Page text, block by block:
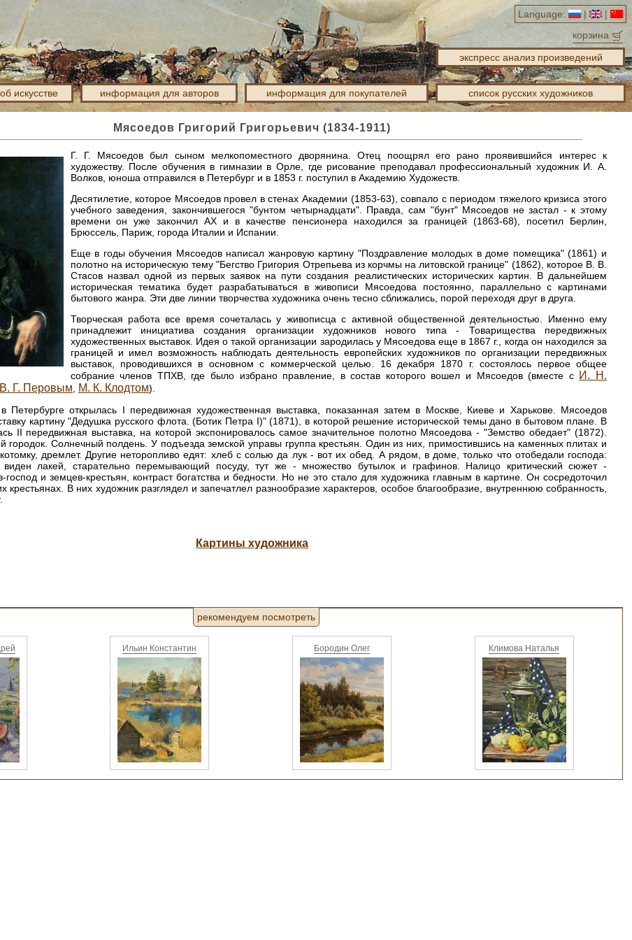
Language: |
|
корзина
экспресс анализ произведений
искусстве информация для авторов информация для покупателей список русских художников
Мясоедов Григорий Григорьевич (1834-1911)
Г. Г. Мясоедов был сыном мелкопоместного дворянина. Отец поощрял его рано проявившийся интерес к
художеству. После обучения в гимназии в Орле, где рисование преподавал профессиональный художник И. А.
Волков, юноша отправился в Петербург и в 1853 г. поступил в Академию Художеств.
Десятилетие, которое Мясоедов провел в стенах Академии (1853-63), совпало с периодом тяжелого кризиса этого
учебного заведения, закончившегося "бунтом четырнадцати". Правда, сам "бунт" Мясоедов не застал - к этому
времени он уже закончил АХ и в качестве пенсионера находился за границей (1863-68), посетил Берлин,
Брюссель, Париж, города Италии и Испании.
Еще в годы обучения Мясоедов написал жанровую картину "Поздравление молодых в доме помещика" (1861) и
полотно на историческую тему "Бегство Григория Отрепьева из корчмы на литовской границе" (1862), которое В. В.
Стасов назвал одной из первых заявок на пути создания реалистических исторических картин. В дальнейшем
историческая тематика будет разрабатываться в живописи Мясоедова постоянно, параллельно с картинами
бытового жанра. Эти две линии творчества художника очень тесно сближались, порой переходя друг в друга.
Творческая работа все время сочеталась у живописца с активной общественной деятельностью. Именно ему
принадлежит инициатива создания организации художников нового типа - Товарищества передвижных
художественных выставок. Идея о такой организации зародилась у Мясоедова еще в 1867 г., когда он находился за
границей и имел возможность наблюдать деятельность европейских художников по организации передвижных
выставок, проводившихся в основном с коммерческой целью. 16 декабря 1870 г. состоялось первое общее
собрание членов ТПХВ, где было избрано правление, в состав которого вошел и Мясоедов (вместе с И. Н.
В. Г. Перовым М. К. Клодтом).
открылась I передвижная художественная выставка, показанная затем в Москве, Киеве и Харькове. Мясоедов
картину "Дедушка русского флота. (Ботик Петра I)" (1871), в которой решение исторической темы дано в бытовом плане. В
II передвижная выставка, на которой экспонировалось самое значительное полотно Мясоедова - "Земство обедает" (1872).
городок. Солнечный полдень. У подъезда земской управы группа крестьян. Один из них, примостившись на каменных плитах и
дремлет. Другие неторопливо едят: хлеб с солью да лук - вот их обед. А рядом, в доме, только что отобедали господа:
виден лакей, старательно перемывающий посуду, тут же - множество бутылок и графинов. Налицо критический сюжет -
господ и земцев-крестьян, контраст богатства и бедности. Но не это стало для художника главным в картине. Он сосредоточил
крестьянах. В них художник разглядел и запечатлел разнообразие характеров, особое благообразие, внутреннюю собранность,
Картины художника
рекомендуем посмотреть
Ильин Константин Бородин Олег Климова Наталья